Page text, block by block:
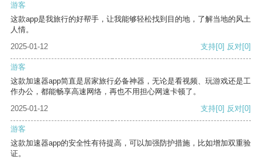
游客
这款app是我旅行的好帮手，让我能够轻松找到目的地，了解当地的风土
人情。
2025-01-12
支持[0] 反对[0]
游客
这款加速器app简直是居家旅行必备神器，无论是看视频、玩游戏还是工
作办公，都能畅享高速网络，再也不用担心网速卡顿了。
2025-01-12
支持[0] 反对[0]
游客
这款加速器app的安全性有待提高，可以加强防护措施，比如增加双重验
证。